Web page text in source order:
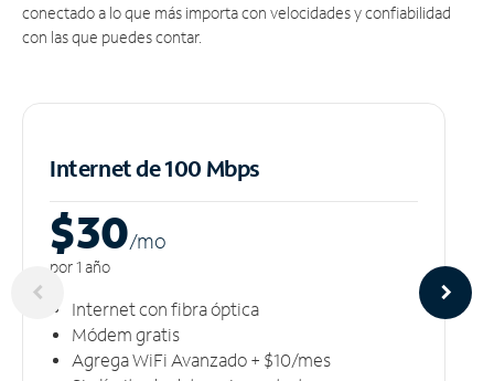
conectado a lo que más importa con velocidades y confiabilidad
con las que puedes contar.
Internet de 100 Mbps
$30/mo
por 1 año
Internet con fibra óptica
Módem gratis
Agrega WiFi Avanzado + $10/mes